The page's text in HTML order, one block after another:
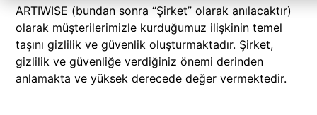
ARTIWISE (bundan sonra “Şirket” olarak anılacaktır)
olarak müşterilerimizle kurduğumuz ilişkinin temel
taşını gizlilik ve güvenlik oluşturmaktadır. Şirket,
gizlilik ve güvenliğe verdiğiniz önemi derinden
anlamakta ve yüksek derecede değer vermektedir.